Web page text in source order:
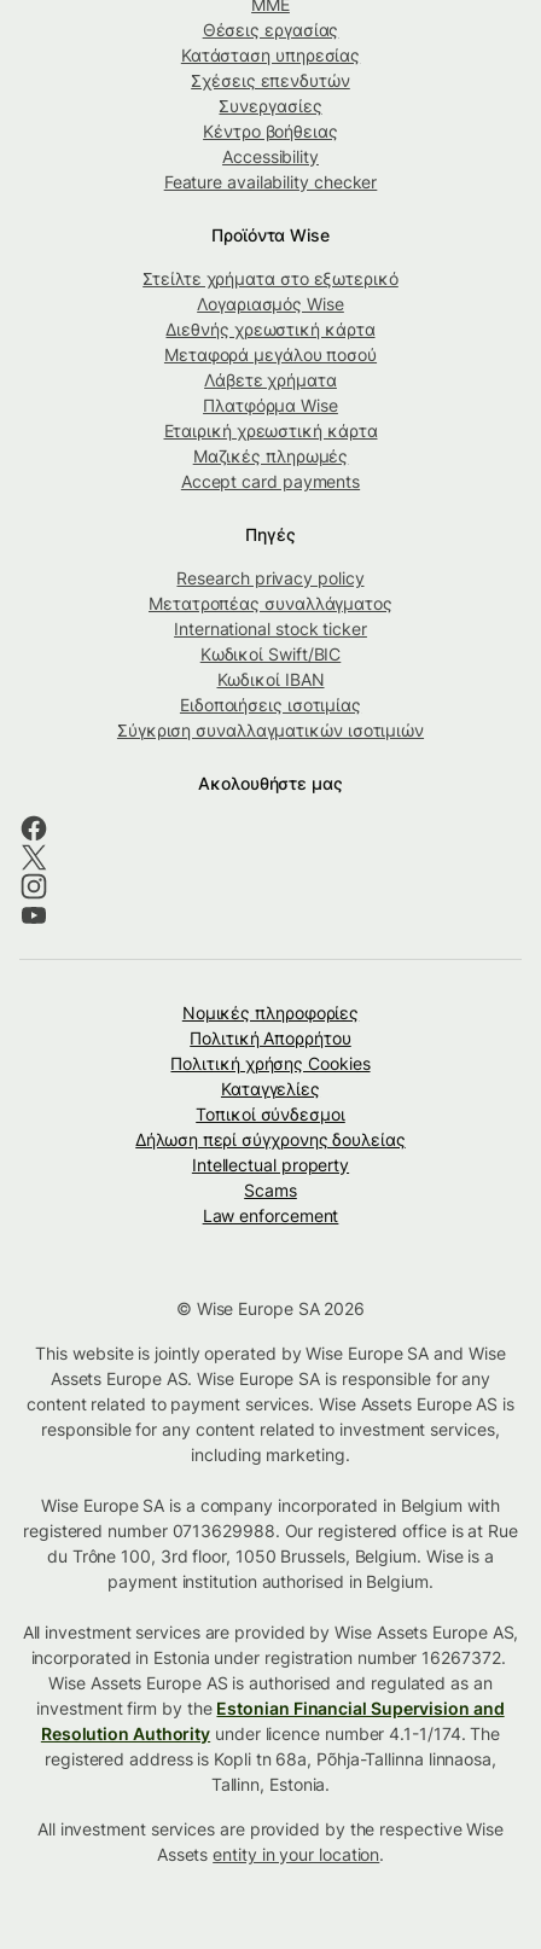
Θέσεις εργασίας
Κατάσταση υπηρεσίας
Σχέσεις επενδυτών
Συνεργασίες
Κέντρο βοήθειας
Accessibility
Feature availability checker
Προϊόντα Wise
Στείλτε χρήματα στο εξωτερικό
Λογαριασμός Wise
Διεθνής χρεωστική κάρτα
Μεταφορά μεγάλου ποσού
Λάβετε χρήματα
Πλατφόρμα Wise
Εταιρική χρεωστική κάρτα
Μαζικές πληρωμές
Accept card payments
Πηγές
Research privacy policy
Μετατροπέας συναλλάγματος
International stock ticker
Κωδικοί Swift/BIC
Κωδικοί IBAN
Ειδοποιήσεις ισοτιμίας
Σύγκριση συναλλαγματικών ισοτιμιών
Ακολουθήστε μας
Νομικές πληροφορίες
Πολιτική Απορρήτου
Πολιτική χρήσης Cookies
Καταγγελίες
Τοπικοί σύνδεσμοι
Δήλωση περί σύγχρονης δουλείας
Intellectual property
Scams
Law enforcement
© Wise Europe SA 2026
This website is jointly operated by Wise Europe SA and Wise
Assets Europe AS. Wise Europe SA is responsible for any
content related to payment services. Wise Assets Europe AS is
responsible for any content related to investment services,
including marketing.
Wise Europe SA is a company incorporated in Belgium with
registered number 0713629988. Our registered office is at Rue
du Trône 100, 3rd floor, 1050 Brussels, Belgium. Wise is a
payment institution authorised in Belgium.
All investment services are provided by Wise Assets Europe AS,
incorporated in Estonia under registration number 16267372.
Wise Assets Europe AS is authorised and regulated as an
investment firm by the Estonian Financial Supervision and
Resolution Authority under licence number 4.1-1/174. The
registered address is Kopli tn 68a, Põhja-Tallinna linnaosa,
Tallinn, Estonia.
All investment services are provided by the respective Wise
Assetsentity in your location.